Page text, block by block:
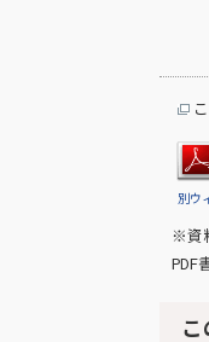
別ウ
※資
PDF
こ